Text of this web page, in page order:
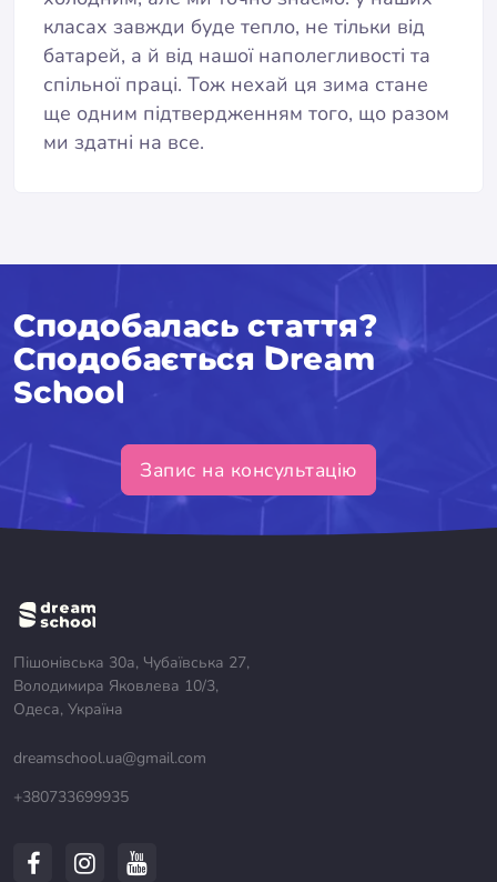
класах завжди буде тепло, не тільки від
батарей, а й від нашої наполегливості та
спільної праці. Тож нехай ця зима стане
ще одним підтвердженням того, що разом
ми здатні на все.
Сподобалась стаття?
Сподобається Dream
School
Запис на консультацію
Пішонівська 30а, Чубаївська 27,
Володимира Яковлева 10/3,
Одеса, Україна
dreamschool.ua@gmail.com
+380733699935